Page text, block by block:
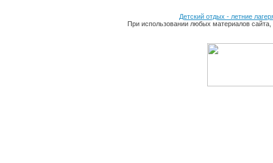
Детский отдых - летние
При использовании любых материалов